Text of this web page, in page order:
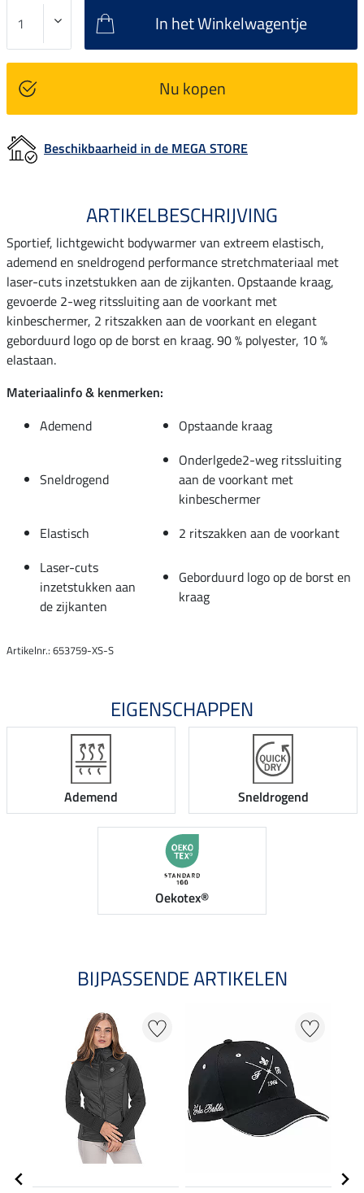
In het Winkelwagentje
Nu kopen
Beschikbaarheid in de MEGA STORE
ARTIKELBESCHRIJVING
Sportief, lichtgewicht bodywarmer van extreem elastisch,
ademend en sneldrogend performance stretchmateriaal met
laser-cuts inzetstukken aan de zijkanten. Opstaande kraag,
gevoerde 2-weg ritssluiting aan de voorkant met
kinbeschermer, 2 ritszakken aan de voorkant en elegant
geborduurd logo op de borst en kraag. 90 % polyester, 10 %
elastaan.
Materiaalinfo & kenmerken:
Ademend
Opstaande kraag
Sneldrogend
Onderlgede2-weg ritssluiting
aan de voorkant met
kinbeschermer
Elastisch
2 ritszakken aan de voorkant
Laser-cuts
inzetstukken aan
de zijkanten
Geborduurd logo op de borst en
kraag
Artikelnr.: 653759-XS-S
EIGENSCHAPPEN
Ademend Sneldrogend
Oekotex®
BIJPASSENDE ARTIKELEN